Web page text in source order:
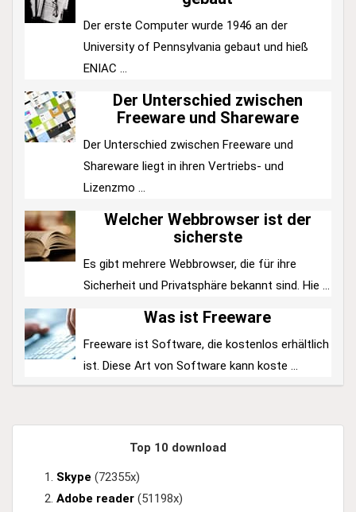
Der erste Computer wurde 1946 an der
University of Pennsylvania gebaut und hieß
ENIAC ...
Der Unterschied zwischen
Freeware und Shareware
Der Unterschied zwischen Freeware und
Shareware liegt in ihren Vertriebs- und
Lizenzmo ...
Welcher Webbrowser ist der
sicherste
Es gibt mehrere Webbrowser, die für ihre
Sicherheit und Privatsphäre bekannt sind. Hie ...
Was ist Freeware
Freeware ist Software, die kostenlos erhältlich
ist. Diese Art von Software kann koste ...
Top 10 download
Skype (72355x)
Adobe reader (51198x)